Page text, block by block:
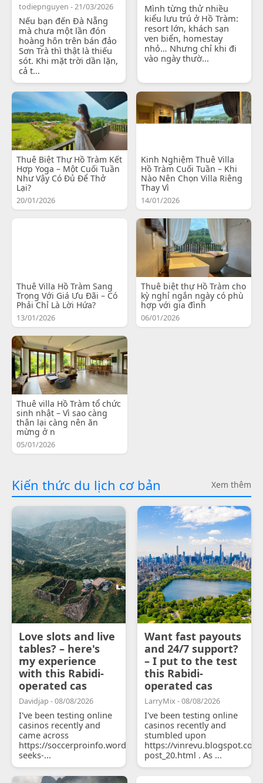
todiepnguyen - 21/03/2026
Nếu bạn đến Đà Nẵng
mà chưa một lần đón
hoàng hôn trên bán đảo
Sơn Trà thì thật là thiếu
sót. Khi mặt trời dần lặn,
cả t...
Mình từng thử nhiều
kiểu lưu trú ở Hồ Tràm:
resort lớn, khách sạn
ven biển, homestay
nhỏ… Nhưng chỉ khi đi
vào ngày thườ...
Thuê Biệt Thự Hồ Tràm Kết
Hợp Yoga – Một Cuối Tuần
Như Vậy Có Đủ Để Thở
Lại?
20/01/2026
Kinh Nghiệm Thuê Villa
Hồ Tràm Cuối Tuần – Khi
Nào Nên Chọn Villa Riêng
Thay Vì
14/01/2026
Thuê Villa Hồ Tràm Sang
Trọng Với Giá Ưu Đãi – Có
Phải Chỉ Là Lời Hứa?
13/01/2026
Thuê biệt thự Hồ Tràm cho
kỳ nghỉ ngắn ngày có phù
hợp với gia đình
06/01/2026
Thuê villa Hồ Tràm tổ chức
sinh nhật – Vì sao càng
thân lại càng nên ăn
mừng ở n
05/01/2026
Kiến thức du lịch cơ bản Xem thêm
Love slots and live
tables? – here's
my experience
with this Rabidi-
operated cas
Davidjap - 08/08/2026
I've been testing online
casinos recently and
came across
https://soccerproinfo.wordpress.com/2026/07/11/courtois-
seeks-...
Want fast payouts
and 24/7 support?
– I put to the test
this Rabidi-
operated cas
LarryMix - 08/08/2026
I've been testing online
casinos recently and
stumbled upon
https://
post_20.html . As ...